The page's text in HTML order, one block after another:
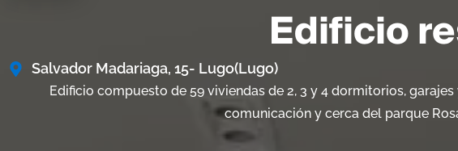
Edificio
Salvador Madariaga, 15- Lugo(Lugo)
Edificio compuesto de 59 viviendas de 2, 3 y 4 dormitorios,
comunicación y cerca del parque